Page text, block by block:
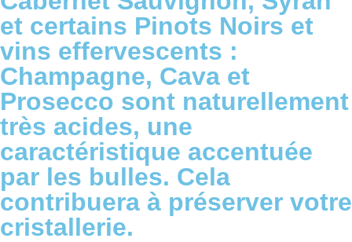
et certains Pinots Noirs et
vins effervescents :
Champagne, Cava et
Prosecco sont naturellement
très acides, une
caractéristique accentuée
par les bulles. Cela
contribuera à préserver votre
cristallerie.